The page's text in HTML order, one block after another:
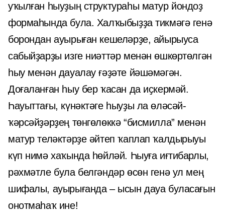
уҡылған һыуҙың структураһы матур йондоҙ
формаһында була. Халҡыбыҙҙа тикмәгә генә
борондан ауырыған кешеләрҙе, айырыуса
сабыйҙарҙы изге ниәттәр менән өшкөртөлгән
һыу менән дауалау ғәҙәте йәшәмәгән.
Доғаланған һыу бер ҡасан да иҫкермәй.
Һауыттағы, күнәктәге һыуҙы ла өләсәй-
ҡәрсәйҙәрҙең төнгөлөккә “бисмилла” менән
матур теләктәрҙе әйтеп ҡаплап ҡалдырыуы
күп нимә хаҡында һөйләй. Һыуға иғтибарлы,
рәхмәтле була белгәндәр өсөн генә ул мең
шифалы, ауырығанда – ысын дауа буласағын
онотмаһаҡ ине!